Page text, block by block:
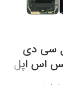
سی دی
اس اپل